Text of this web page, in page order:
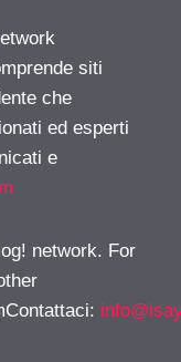
siti
che
ed esperti
e
network. For
: